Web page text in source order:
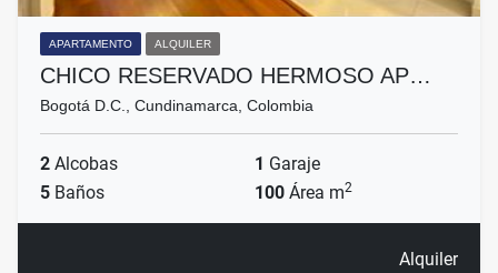
APARTAMENTO ALQUILER
CHICO RESERVADO HERMOSO AP…
Bogotá D.C., Cundinamarca, Colombia
2 Alcobas 1 Garaje
5 Baños 100 Área m2
Alquiler